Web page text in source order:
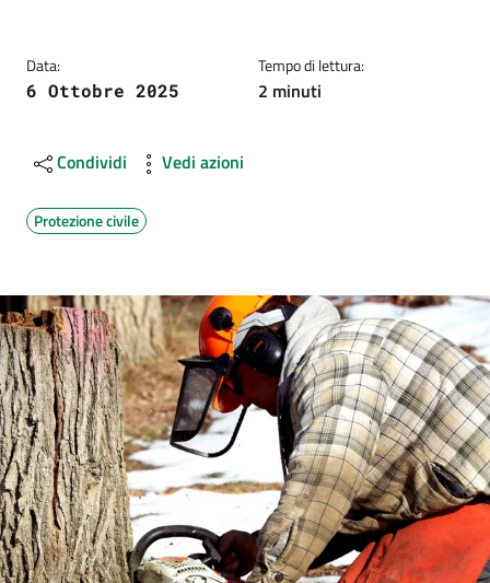
Data:
6 Ottobre 2025
Tempo di lettura:
2 minuti
Condividi Vedi azioni
Protezione civile
Image